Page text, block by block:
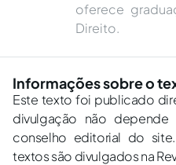
oferece
Direito.
Informações sobre o
Este texto foi publicado
divulgação não
conselho editorial do
textos são divulgados na